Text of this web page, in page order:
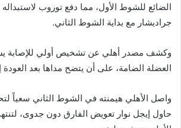
الضائع للشوط الأول، مما دفع توروب لاستبداله
جراديشار مع بداية الشوط الثاني.
وكشف مصدر أهلي عن تشخيص أولي للإصابة
العضلة الضامة، على أن يتضح مداها بعد العودة
واصل الأهلي هيمنته في الشوط الثاني سعياً
حاول إيجل نوار تعويض الفارق دون جدوى،